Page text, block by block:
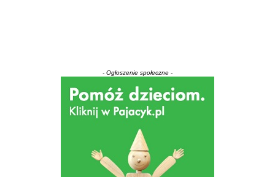
- Ogłoszenie społeczne -